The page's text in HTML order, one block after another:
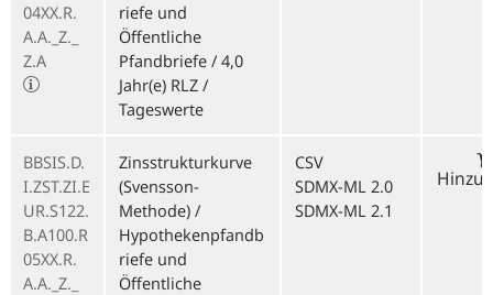
04XX.R.
A.A._Z._
Z.A
riefe und
Öffentliche
Pfandbriefe / 4,0
Jahr(e) RLZ /
Tageswerte
BBSIS.D.
I.ZST.ZI.E
UR.S122.
B.A100.R
05XX.R.
A.A._Z._
Zinsstrukturkurve
(Svensson-
Methode) /
Hypothekenpfandb
riefe und
Öffentliche
CSV
SDMX-ML 2.0
SDMX-ML 2.1